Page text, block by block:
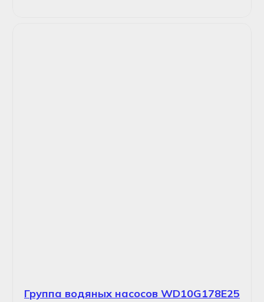
Группа водяных насосов WD10G178E25